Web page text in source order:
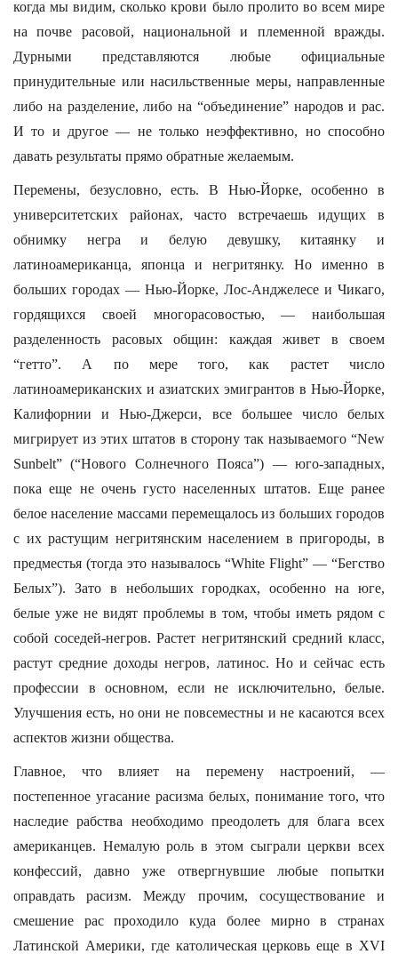
когда мы видим, сколько крови было пролито во всем мире
на почве расовой, национальной и племенной вражды.
Дурными представляются любые официальные
принудительные или насильственные меры, направленные
либо на разделение, либо на “объединение” народов и рас.
И то и другое — не только неэффективно, но способно
давать результаты прямо обратные желаемым.
Перемены, безусловно, есть. В Нью-Йорке, особенно в
университетских районах, часто встречаешь идущих в
обнимку негра и белую девушку, китаянку и
латиноамериканца, японца и негритянку. Но именно в
больших городах — Нью-Йорке, Лос-Анджелесе и Чикаго,
гордящихся своей многорасовостью, — наибольшая
разделенность расовых общин: каждая живет в своем
“гетто”. А по мере того, как растет число
латиноамериканских и азиатских эмигрантов в Нью-Йорке,
Калифорнии и Нью-Джерси, все большее число белых
мигрирует из этих штатов в сторону так называемого “New
Sunbelt” (“Нового Солнечного Пояса”) — юго-западных,
пока еще не очень густо населенных штатов. Еще ранее
белое население массами перемещалось из больших городов
с их растущим негритянским населением в пригороды, в
предместья (тогда это называлось “White Flight” — “Бегство
Белых”). Зато в небольших городках, особенно на юге,
белые уже не видят проблемы в том, чтобы иметь рядом с
собой соседей-негров. Растет негритянский средний класс,
растут средние доходы негров, латинос. Но и сейчас есть
профессии в основном, если не исключительно, белые.
Улучшения есть, но они не повсеместны и не касаются всех
аспектов жизни общества.
Главное, что влияет на перемену настроений, —
постепенное угасание расизма белых, понимание того, что
наследие рабства необходимо преодолеть для блага всех
американцев. Немалую роль в этом сыграли церкви всех
конфессий, давно уже отвергнувшие любые попытки
оправдать расизм. Между прочим, сосуществование и
смешение рас проходило куда более мирно в странах
Латинской Америки, где католическая церковь еще в XVI